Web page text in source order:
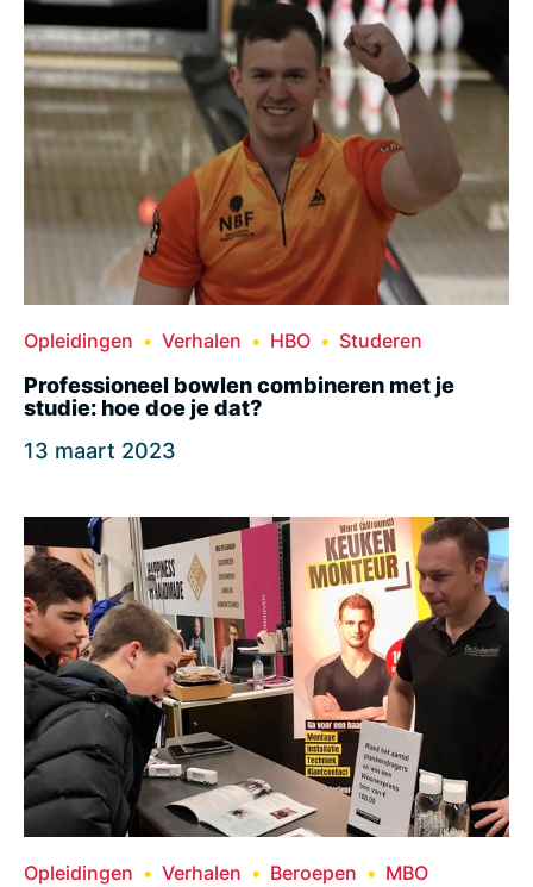
Opleidingen Verhalen HBO Studeren
Professioneel bowlen combineren met je
studie: hoe doe je dat?
13 maart 2023
Opleidingen Verhalen Beroepen MBO